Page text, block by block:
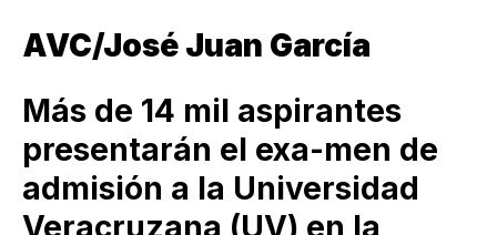
AVC/José Juan García
Más de 14 mil aspirantes
presentarán el exa-men de
admisión a la Universidad
Veracruzana (UV) en la